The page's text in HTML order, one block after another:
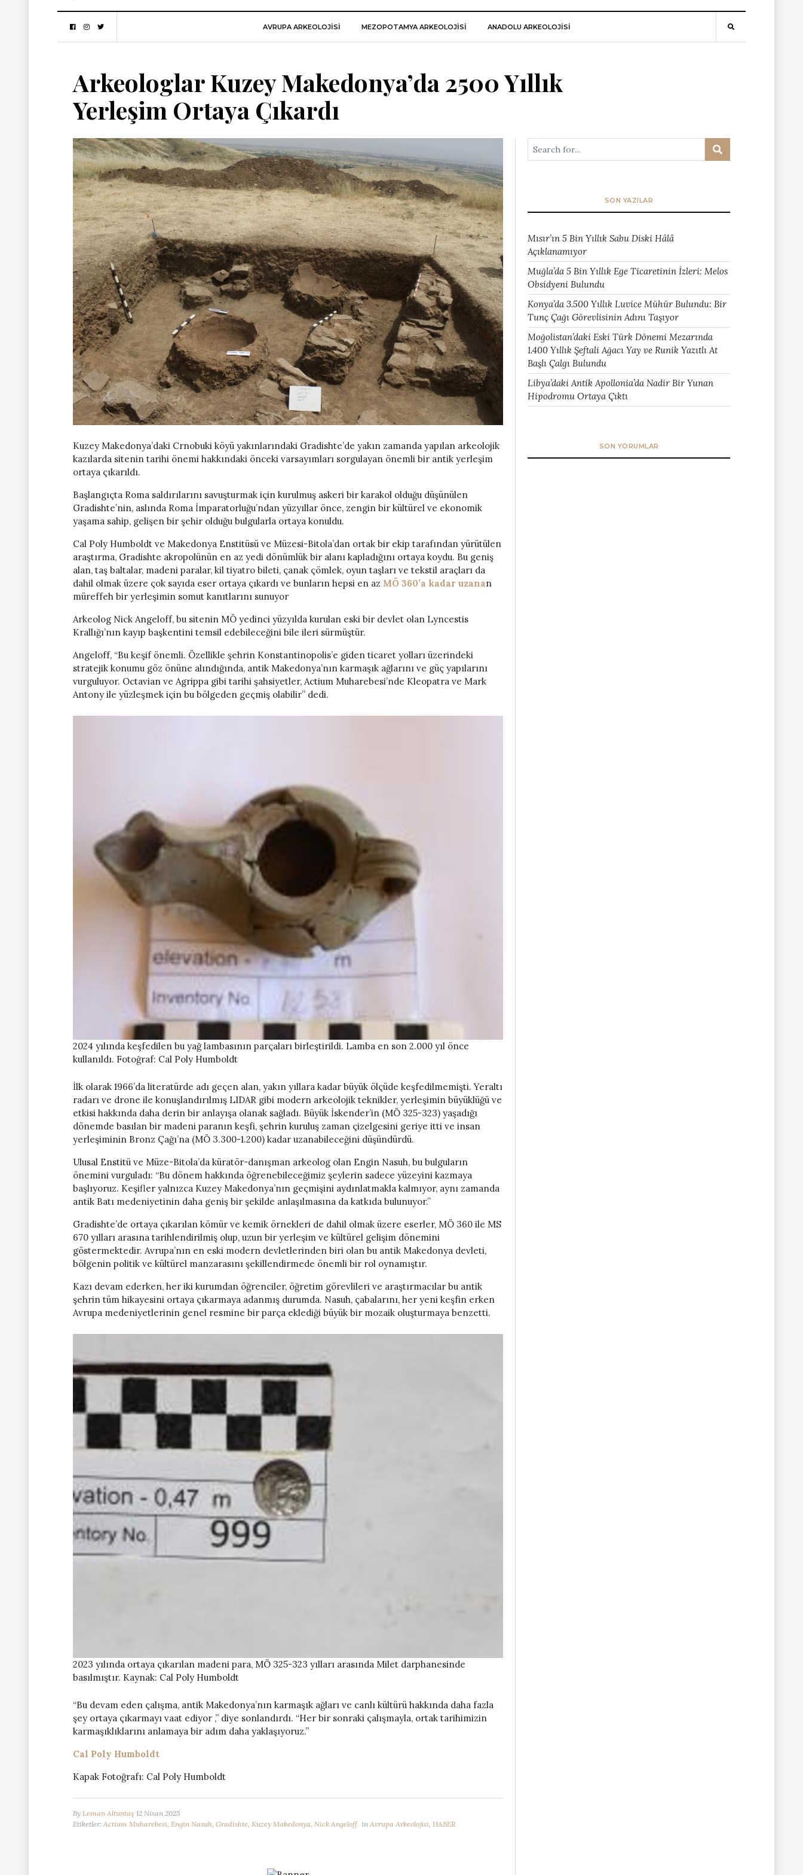
AVRUPA ARKEOLOJISI MEZOPOTAMYA ARKEOLOJISI ANADOLU ARKEOLOJİSİ
Arkeologlar Kuzey Makedonya’da 2500 Yıllık
Yerleşim Ortaya Çıkardı
Kuzey Makedonya’daki Crnobuki köyü yakınlarındaki Gradishte’de yakın zamanda yapılan arkeolojik
kazılarda sitenin tarihi önemi hakkındaki önceki varsayımları sorgulayan önemli bir antik yerleşim
ortaya çıkarıldı.
Başlangıçta Roma saldırılarını savuşturmak için kurulmuş askeri bir karakol olduğu düşünülen
Gradishte’nin, aslında Roma İmparatorluğu’ndan yüzyıllar önce, zengin bir kültürel ve ekonomik
yaşama sahip, gelişen bir şehir olduğu bulgularla ortaya konuldu.
Cal Poly Humboldt ve Makedonya Enstitüsü ve Müzesi-Bitola’dan ortak bir ekip tarafından yürütülen
araştırma, Gradishte akropolünün en az yedi dönümlük bir alanı kapladığını ortaya koydu. Bu geniş
alan, taş baltalar, madeni paralar, kil tiyatro bileti, çanak çömlek, oyun taşları ve tekstil araçları da
dahil olmak üzere çok sayıda eser ortaya çıkardı ve bunların hepsi en az MÖ 360’a kadar uzanan
müreffeh bir yerleşimin somut kanıtlarını sunuyor
Arkeolog Nick Angeloff, bu sitenin MÖ yedinci yüzyılda kurulan eski bir devlet olan Lyncestis
Krallığı’nın kayıp başkentini temsil edebileceğini bile ileri sürmüştür.
Angeloff, “Bu keşif önemli. Özellikle şehrin Konstantinopolis’e giden ticaret yolları üzerindeki
stratejik konumu göz önüne alındığında, antik Makedonya’nın karmaşık ağlarını ve güç yapılarını
vurguluyor. Octavian ve Agrippa gibi tarihi şahsiyetler, Actium Muharebesi’nde Kleopatra ve Mark
Antony ile yüzleşmek için bu bölgeden geçmiş olabilir” dedi.
2024 yılında keşfedilen bu yağ lambasının parçaları birleştirildi. Lamba en son 2.000 yıl önce
kullanıldı. Fotoğraf: Cal Poly Humboldt
İlk olarak 1966’da literatürde adı geçen alan, yakın yıllara kadar büyük ölçüde keşfedilmemişti. Yeraltı
radarı ve drone ile konuşlandırılmış LIDAR gibi modern arkeolojik teknikler, yerleşimin büyüklüğü ve
etkisi hakkında daha derin bir anlayışa olanak sağladı. Büyük İskender’in (MÖ 325-323) yaşadığı
dönemde basılan bir madeni paranın keşfi, şehrin kuruluş zaman çizelgesini geriye itti ve insan
yerleşiminin Bronz Çağı’na (MÖ 3.300-1.200) kadar uzanabileceğini düşündürdü.
Ulusal Enstitü ve Müze-Bitola’da küratör-danışman arkeolog olan Engin Nasuh, bu bulguların
önemini vurguladı: “Bu dönem hakkında öğrenebileceğimiz şeylerin sadece yüzeyini kazmaya
başlıyoruz. Keşifler yalnızca Kuzey Makedonya’nın geçmişini aydınlatmakla kalmıyor, aynı zamanda
antik Batı medeniyetinin daha geniş bir şekilde anlaşılmasına da katkıda bulunuyor.”
Gradishte’de ortaya çıkarılan kömür ve kemik örnekleri de dahil olmak üzere eserler, MÖ 360 ile MS
670 yılları arasına tarihlendirilmiş olup, uzun bir yerleşim ve kültürel gelişim dönemini
göstermektedir. Avrupa’nın en eski modern devletlerinden biri olan bu antik Makedonya devleti,
bölgenin politik ve kültürel manzarasını şekillendirmede önemli bir rol oynamıştır.
Kazı devam ederken, her iki kurumdan öğrenciler, öğretim görevlileri ve araştırmacılar bu antik
şehrin tüm hikayesini ortaya çıkarmaya adanmış durumda. Nasuh, çabalarını, her yeni keşfin erken
Avrupa medeniyetlerinin genel resmine bir parça eklediği büyük bir mozaik oluşturmaya benzetti.
2023 yılında ortaya çıkarılan madeni para, MÖ 325-323 yılları arasında Milet darphanesinde
basılmıştır. Kaynak: Cal Poly Humboldt
“Bu devam eden çalışma, antik Makedonya’nın karmaşık ağları ve canlı kültürü hakkında daha fazla
şey ortaya çıkarmayı vaat ediyor ,” diye sonlandırdı. “Her bir sonraki çalışmayla, ortak tarihimizin
karmaşıklıklarını anlamaya bir adım daha yaklaşıyoruz.”
Cal Poly Humboldt
Kapak Fotoğrafı: Cal Poly Humboldt
By Leman Altuntaş 12 Nisan 2025
Etiketler: Actium Muharebesi, Engin Nasuh, Gradishte, Kuzey Makedonya, Nick Angeloff in Avrupa Arkeolojisi, HABER
SON YAZILAR
Mısır’ın 5 Bin Yıllık Sabu Diski Hâlâ
Açıklanamıyor
Muğla’da 5 Bin Yıllık Ege Ticaretinin İzleri: Melos
Obsidyeni Bulundu
Konya’da 3.500 Yıllık Luvice Mühür Bulundu: Bir
Tunç Çağı Görevlisinin Adını Taşıyor
Moğolistan’daki Eski Türk Dönemi Mezarında
1.400 Yıllık Şeftali Ağacı Yay ve Runik Yazıtlı At
Başlı Çalgı Bulundu
Libya’daki Antik Apollonia’da Nadir Bir Yunan
Hipodromu Ortaya Çıktı
SON YORUMLAR